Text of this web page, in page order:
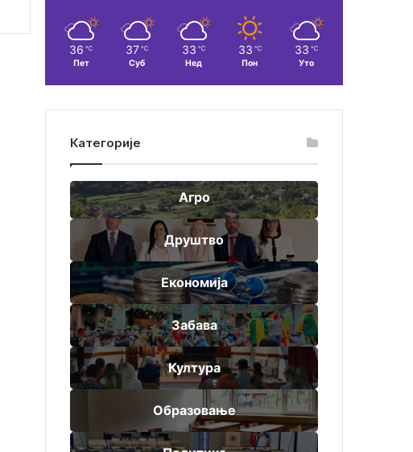
36 ℃
Пет
37 ℃
Суб
33 ℃
Нед
33 ℃
Пон
33 ℃
Уто
Категорије
Агро
Друштво
Економија
Забава
Култура
Образовање